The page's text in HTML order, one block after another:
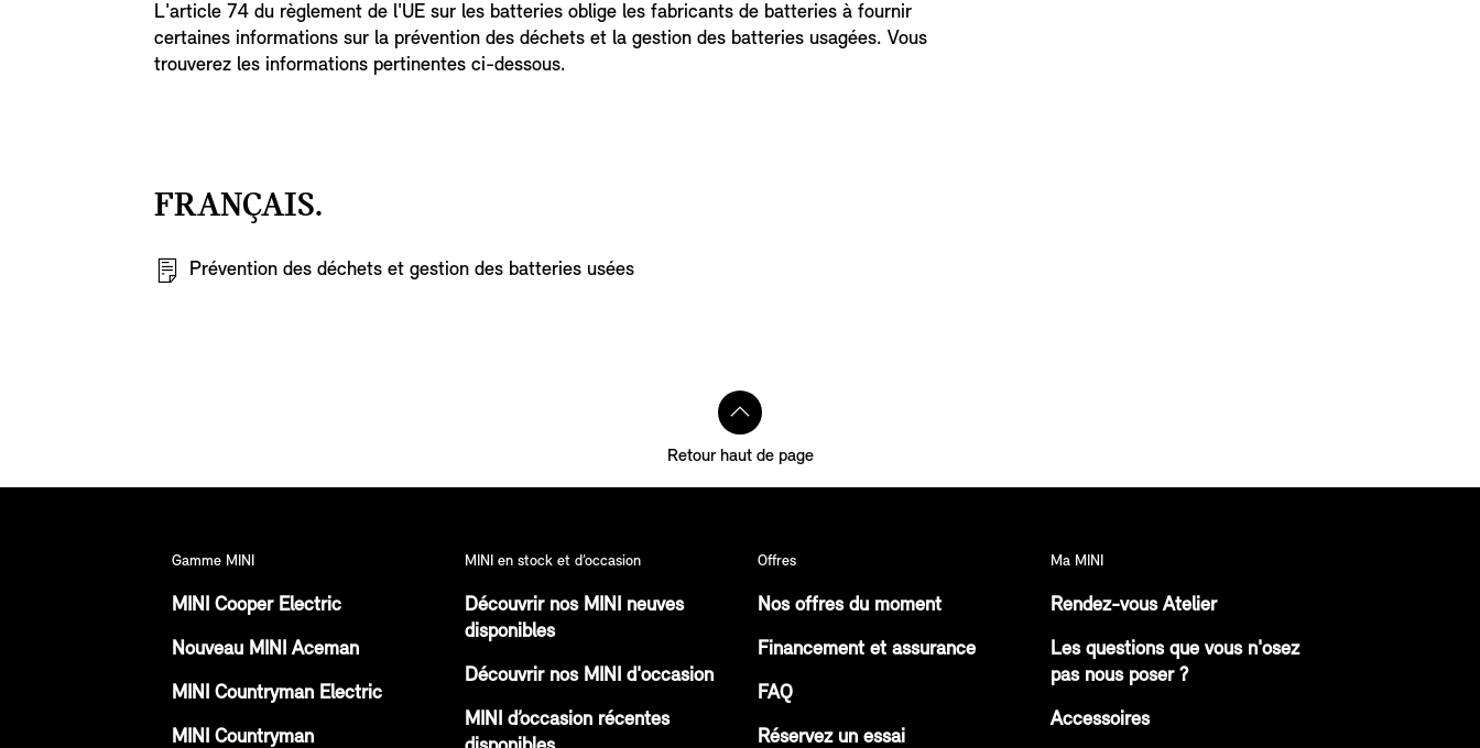
L'article 74 du règlement de l'UE sur les batteries oblige les fabricants de batteries à fournir
certaines informations sur la prévention des déchets et la gestion des batteries usagées. Vous
trouverez les informations pertinentes ci-dessous.
FRANÇAIS.
Prévention des déchets et gestion des batteries usées
Retour haut de page
Gamme MINI
MINI Cooper Electric
Nouveau MINI Aceman
MINI Countryman Electric
MINI Countryman
MINI en stock et d’occasion
Découvrir nos MINI neuves
disponibles
Découvrir nos MINI d'occasion
MINI d’occasion récentes
Offres
Nos offres du moment
Financement et assurance
FAQ
Réservez un essai
Ma MINI
Rendez-vous Atelier
Les questions que vous n'osez
pas nous poser ?
Accessoires